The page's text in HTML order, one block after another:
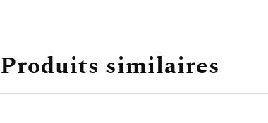
Produits similaires